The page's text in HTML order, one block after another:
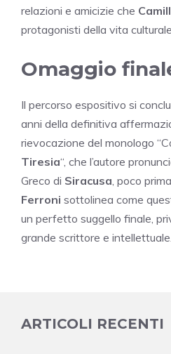
relazioni e amicizie che
protagonisti della vita
Omaggio
Il percorso espositivo si
anni della definitiva
rievocazione del monologo
Tiresia“, che l’autore
Greco di Siracusa, poco
Ferroni sottolinea come
un perfetto suggello finale,
grande scrittore e intellettuale.
ARTICOLI RECENTI